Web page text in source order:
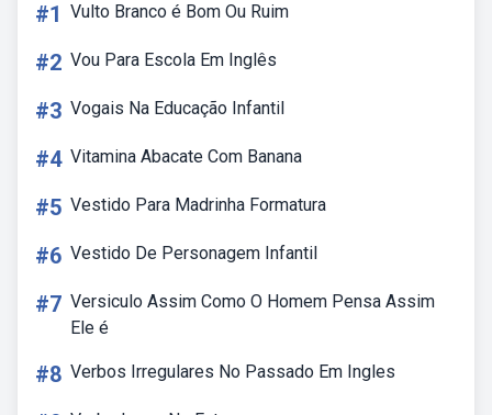
#1 Vulto Branco é Bom Ou Ruim
#2 Vou Para Escola Em Inglês
#3 Vogais Na Educação Infantil
#4 Vitamina Abacate Com Banana
#5 Vestido Para Madrinha Formatura
#6 Vestido De Personagem Infantil
#7 Versiculo Assim Como O Homem Pensa Assim
Ele é
#8 Verbos Irregulares No Passado Em Ingles